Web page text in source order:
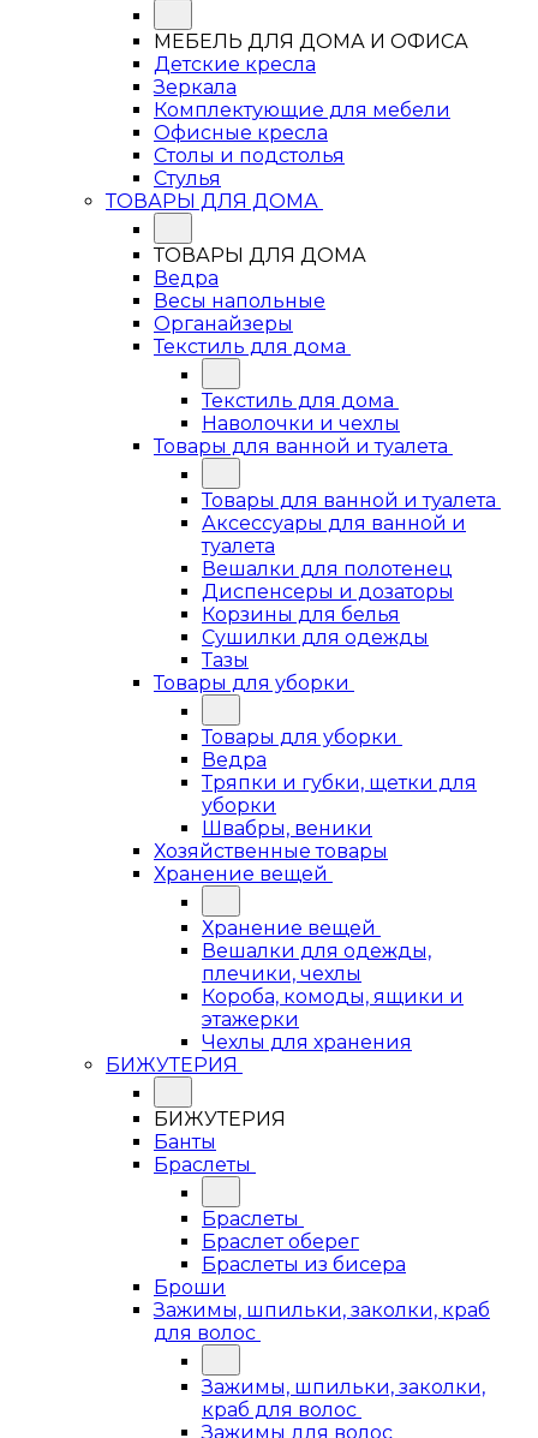
МЕБЕЛЬ ДЛЯ ДОМА И ОФИСА
Детские кресла
Зеркала
Комплектующие для мебели
Офисные кресла
Столы и подстолья
Стулья
ТОВАРЫ ДЛЯ ДОМА
ТОВАРЫ ДЛЯ ДОМА
Ведра
Весы напольные
Органайзеры
Текстиль для дома
Текстиль для дома
Наволочки и чехлы
Товары для ванной и туалета
Товары для ванной и туалета
Аксессуары для ванной и
туалета
Вешалки для полотенец
Диспенсеры и дозаторы
Корзины для белья
Сушилки для одежды
Тазы
Товары для уборки
Товары для уборки
Ведра
Тряпки и губки, щетки для
уборки
Швабры, веники
Хозяйственные товары
Хранение вещей
Хранение вещей
Вешалки для одежды,
плечики, чехлы
Короба, комоды, ящики и
этажерки
Чехлы для хранения
БИЖУТЕРИЯ
БИЖУТЕРИЯ
Банты
Браслеты
Браслеты
Браслет оберег
Браслеты из бисера
Броши
Зажимы, шпильки, заколки, краб
для волос
Зажимы, шпильки, заколки,
краб для волос
Зажимы для волос